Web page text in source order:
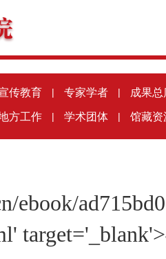
传教育 | 专家学者 | 成果总
方工作 | 学术团体 | 馆藏资
ebook/